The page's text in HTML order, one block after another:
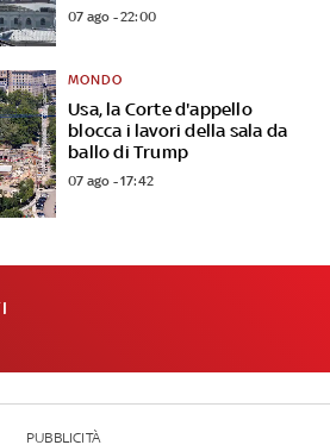
07 ago - 22:00
Usa, la Corte d'appello
blocca i lavori della sala da
ballo di Trump
MONDO
07 ago - 17:42
PUBBLICITÀ